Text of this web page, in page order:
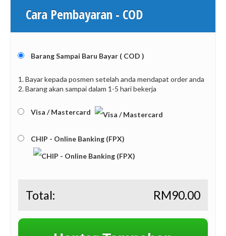
Cara Pembayaran - COD
Barang Sampai Baru Bayar ( COD )
1. Bayar kepada posmen setelah anda mendapat order anda
2. Barang akan sampai dalam 1-5 hari bekerja
Visa / Mastercard
CHIP - Online Banking (FPX)
Total: RM90.00